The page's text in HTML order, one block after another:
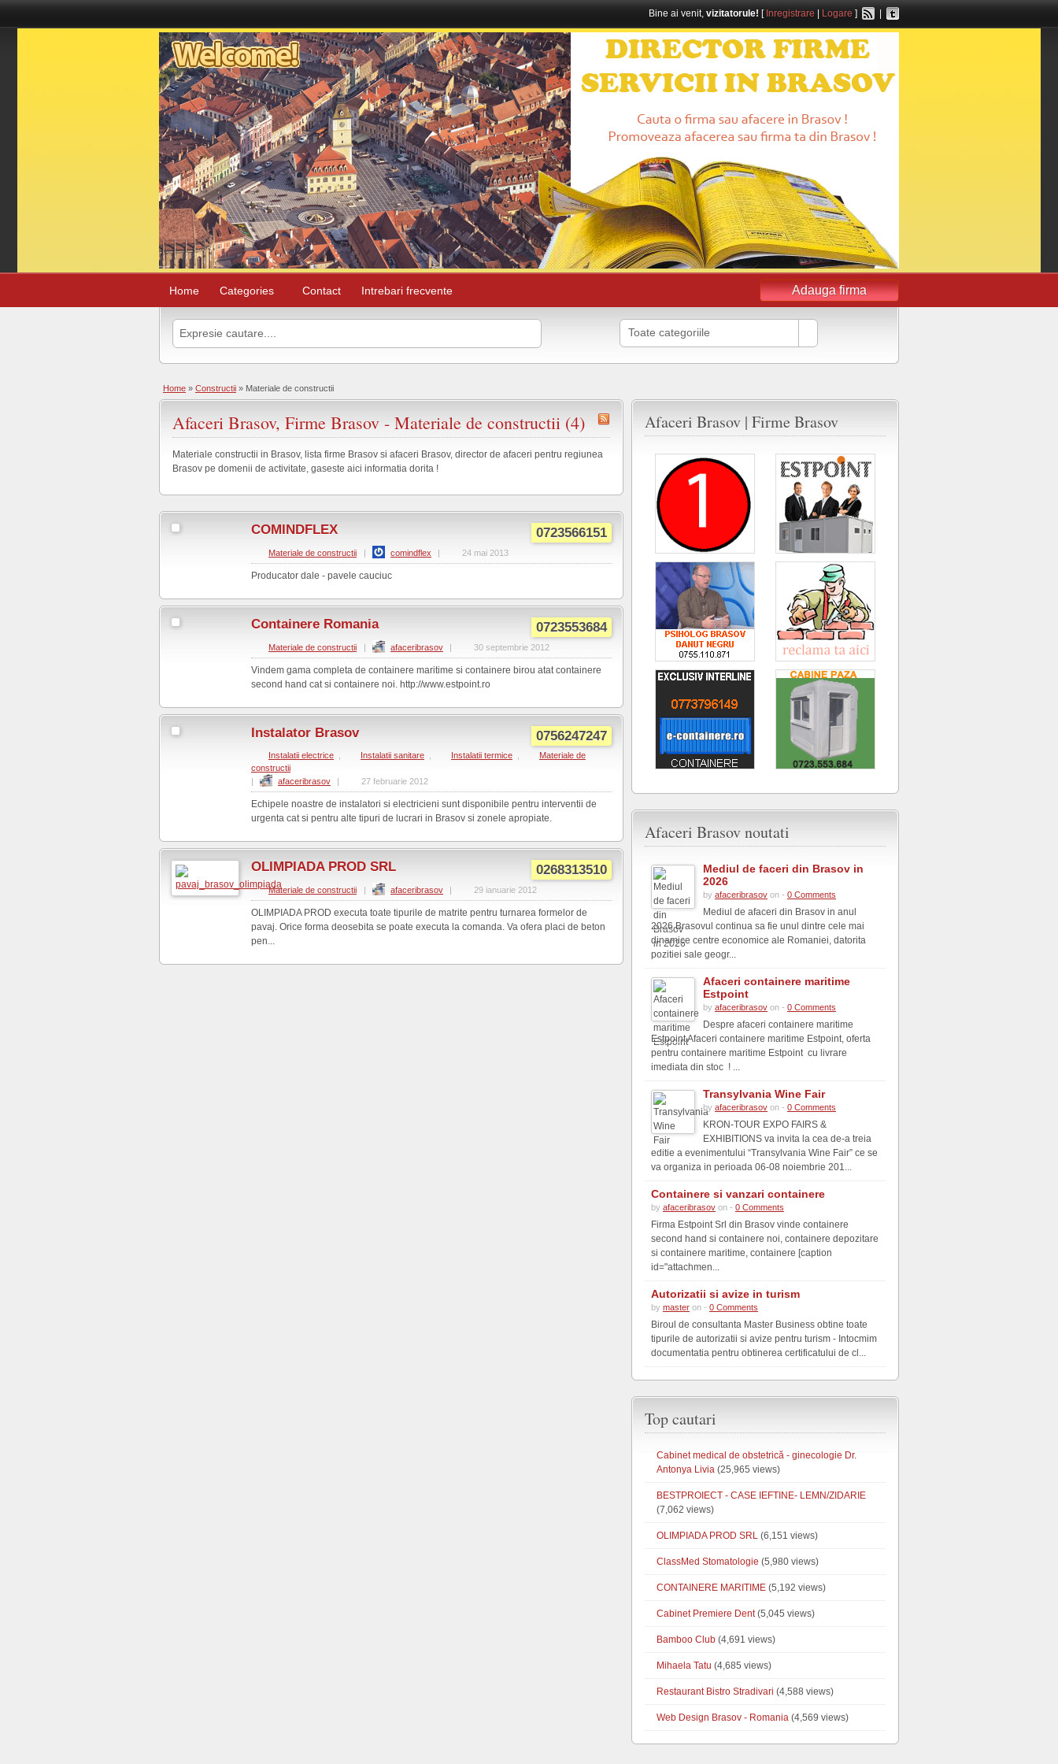
Bine ai venit, vizitatorule! [ Inregistrare Logare ]
Adauga firma
Home Categories Contact Intrebari frecvente
Toate categoriile
Home » Constructii » Materiale de constructii
Afaceri Brasov, Firme Brasov - Materiale de constructii (4)
Materiale constructii in Brasov, lista firme Brasov si afaceri Brasov, director de afaceri pentru regiunea
Brasov pe domenii de activitate, gaseste aici informatia dorita !
0723566151
COMINDFLEX
Materiale de constructii | comindflex | 24 mai 2013
Producator dale - pavele cauciuc
0723553684
Containere Romania
Materiale de constructii | afaceribrasov | 30 septembrie 2012
Vindem gama completa de containere maritime si containere birou atat containere
second hand cat si containere noi. http://www.estpoint.ro
0756247247
Instalator Brasov
Instalatii electrice Instalatii sanitare Instalatii termice
Materiale de
constructii
|
afaceribrasov | 27 februarie 2012
Echipele noastre de instalatori si electricieni sunt disponibile pentru interventii de
urgenta cat si pentru alte tipuri de lucrari in Brasov si zonele apropiate.
0268313510
OLIMPIADA PROD SRL
Materiale de constructii | afaceribrasov | 29 ianuarie 2012
OLIMPIADA PROD executa toate tipurile de matrite pentru turnarea formelor de
pavaj. Orice forma deosebita se poate executa la comanda. Va ofera placi de beton
pen...
Afaceri Brasov | Firme Brasov
Afaceri Brasov noutati
Mediul de faceri din Brasov in
2026
by afaceribrasov on - 0 Comments
Mediul de afaceri din Brasov in anul
2026 Brasovul continua sa fie unul dintre cele mai
dinamice centre economice ale Romaniei, datorita
pozitiei sale geogr...
Afaceri containere maritime
Estpoint
by afaceribrasov on - 0 Comments
Despre afaceri containere maritime
Estpoint Afaceri containere maritime Estpoint, oferta
pentru containere maritime Estpoint cu livrare
imediata din stoc ! ...
Transylvania Wine Fair
by afaceribrasov on - 0 Comments
KRON-TOUR EXPO FAIRS &
EXHIBITIONS va invita la cea de-a treia
editie a evenimentului “Transylvania Wine Fair” ce se
va organiza in perioada 06-08 noiembrie 201...
Containere si vanzari containere
by afaceribrasov on - 0 Comments
Firma Estpoint Srl din Brasov vinde containere
second hand si containere noi, containere depozitare
si containere maritime, containere [caption
id="attachmen...
Autorizatii si avize in turism
by master on - 0 Comments
Biroul de consultanta Master Business obtine toate
tipurile de autorizatii si avize pentru turism - Intocmim
documentatia pentru obtinerea certificatului de cl...
Top cautari
Cabinet medical de obstetrică - ginecologie Dr.
Antonya Livia (25,965 views)
BESTPROIECT - CASE IEFTINE- LEMN/ZIDARIE
(7,062 views)
OLIMPIADA PROD SRL (6,151 views)
ClassMed Stomatologie (5,980 views)
CONTAINERE MARITIME (5,192 views)
Cabinet Premiere Dent(5,045 views)
Bamboo Club (4,691 views)
Mihaela Tatu (4,685 views)
Restaurant Bistro Stradivari (4,588 views)
Web Design Brasov - Romania (4,569 views)